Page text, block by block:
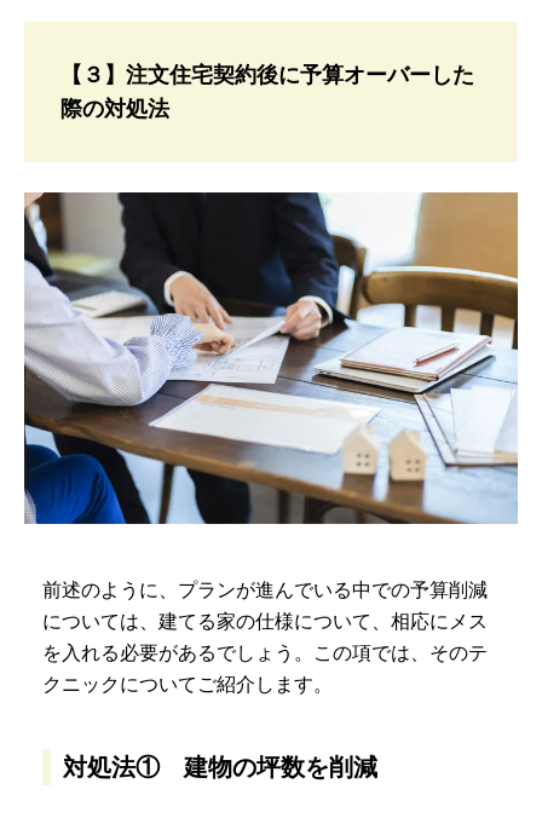
【３】注文住宅契約後に予算オーバーした
際の対処法
前述のように、プランが進んでいる中での予算削減
については、建てる家の仕様について、相応にメス
を入れる必要があるでしょう。この項では、そのテ
クニックについてご紹介します。
対処法① 建物の坪数を削減